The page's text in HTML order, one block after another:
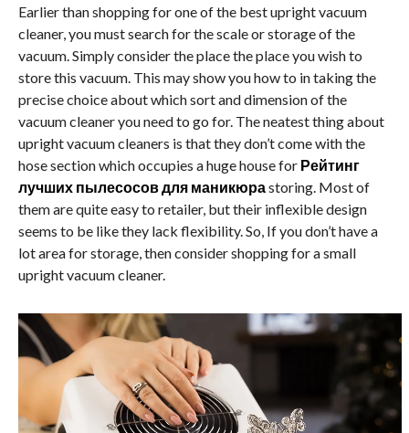
Earlier than shopping for one of the best upright vacuum
cleaner, you must search for the scale or storage of the
vacuum. Simply consider the place the place you wish to
store this vacuum. This may show you how to in taking the
precise choice about which sort and dimension of the
vacuum cleaner you need to go for. The neatest thing about
upright vacuum cleaners is that they don’t come with the
hose section which occupies a huge house for Рейтинг
лучших пылесосов для маникюраstoring. Most of
them are quite easy to retailer, but their inflexible design
seems to be like they lack flexibility. So, If you don’t have a
lot area for storage, then consider shopping for a small
upright vacuum cleaner.